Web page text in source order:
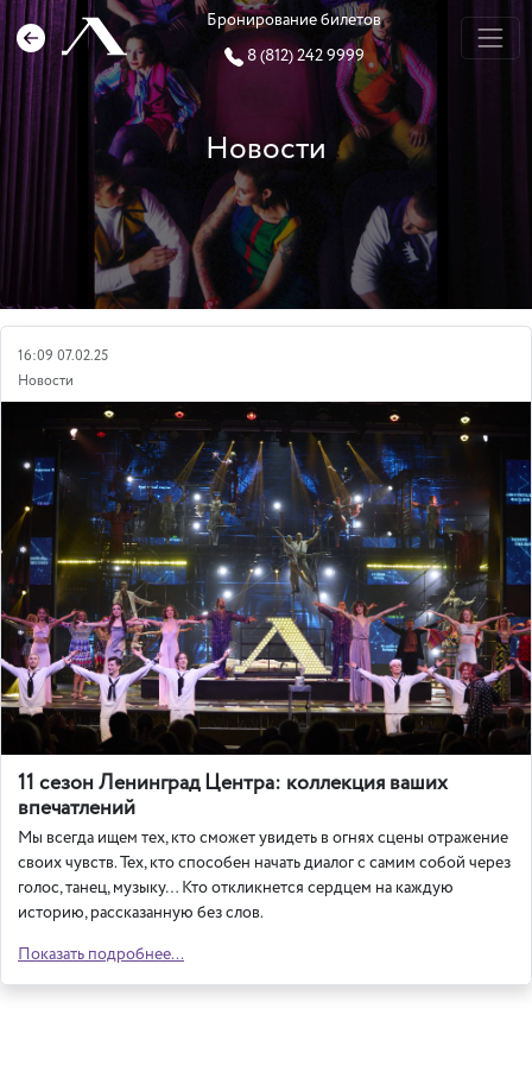
Бронирование билетов
8 (812) 242 9999
Новости
16:09 07.02.25
Новости
11 сезон Ленинград Центра: коллекция ваших
впечатлений
Мы всегда ищем тех, кто сможет увидеть в огнях сцены отражение
своих чувств. Тех, кто способен начать диалог с самим собой через
голос, танец, музыку… Кто откликнется сердцем на каждую
историю, рассказанную без слов.
Показать подробнее...